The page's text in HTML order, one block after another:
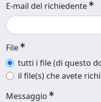
E-mail del richiedente
File
tutti i file (di questo
il file(s) che avete
Messaggio